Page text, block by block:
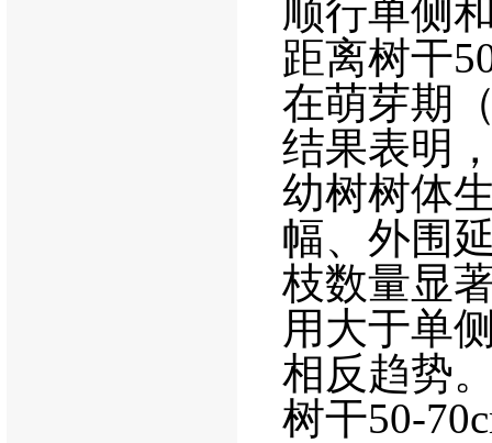
顺行单侧
距离树干
在萌芽期
结果表明
幼树树体
幅、外围
枝数量显
用大于单
相反趋势
树干50-